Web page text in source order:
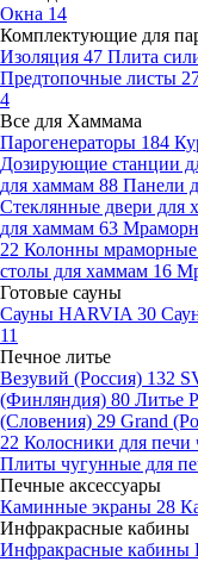
Окна 14
Комплектующие для
Изоляция 47 Плита
Предтопочные листы
4
Все для Хаммама
Парогенераторы 184
Дозирующие станции
для хаммам 88 Панели
Стеклянные двери для
для хаммам 63
22 Колонны мраморные
столы для хаммам 16
Готовые сауны
Сауны HARVIA 30
11
Печное литье
Везувий (Россия) 132
(Финляндия) 80 Литье
(Словения) 29 Grand
22 Колосники для печи
Плиты чугунные для
Печные аксессуары
Каминные экраны 28
Инфракрасные кабины
Инфракрасные кабины